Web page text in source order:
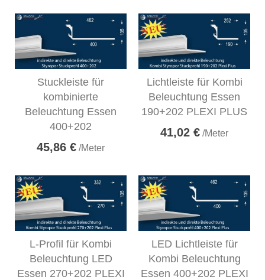
Stuckleiste für
kombinierte
Beleuchtung Essen
400+202
45,86 € /Meter
Lichtleiste für Kombi
Beleuchtung Essen
190+202 PLEXI PLUS
41,02 € /Meter
L-Profil für Kombi
Beleuchtung LED
Essen 270+202 PLEXI
LED Lichtleiste für
Kombi Beleuchtung
Essen 400+202 PLEXI